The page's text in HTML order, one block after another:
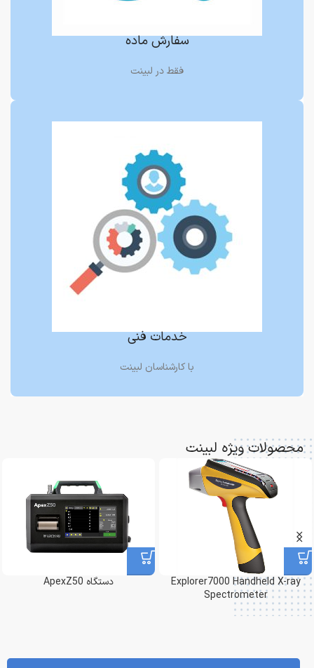
سفارش ماده
فقط در لبینت
خدمات فنی
با کارشناسان لبینت
محصولات ویژه لبینت
Explorer7000 Handheld X-ray
Spectrometer
دستگاه ApexZ50